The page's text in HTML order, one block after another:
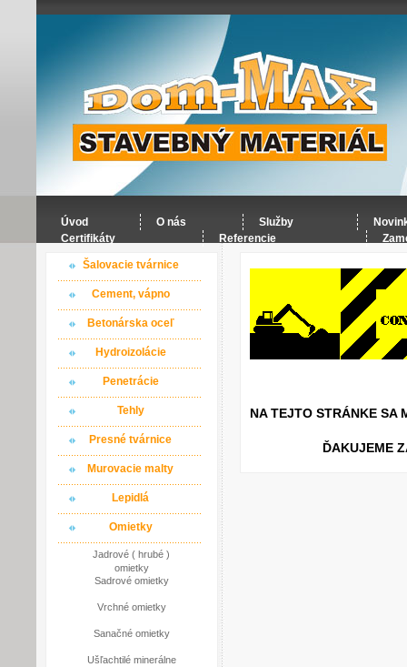
Úvod O nás Služby
Certifikáty
Referencie
Šalovacie tvárnice
Cement, vápno
Betonárska oceľ
Hydroizolácie
Penetrácie
Tehly
Presné tvárnice
Murovacie malty
Lepidlá
Omietky
Jadrové ( hrubé )
omietky
Sadrové omietky
Vrchné omietky
Sanačné omietky
Ušľachtilé minerálne
NA TEJTO STRÁNKE SA
ĎAKUJEME ZA